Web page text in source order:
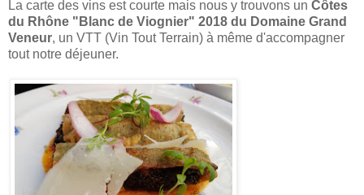
La carte des vins est courte mais nous y trouvons un Côtes
du Rhône "Blanc de Viognier" 2018 du Domaine Grand
Veneur, un VTT (Vin Tout Terrain) à même d'accompagner
tout notre déjeuner.